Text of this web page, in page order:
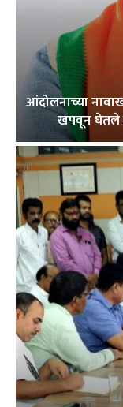
आंदोलनाच्या
खपवून घेतले